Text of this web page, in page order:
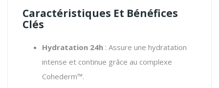
Caractéristiques Et Bénéfices
Clés
Hydratation 24h : Assure une hydratation
intense et continue grâce au complexe
Cohederm™.